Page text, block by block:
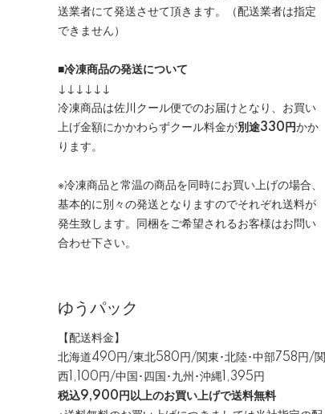
送業者にて発送させて頂きます。（配送業者は指定
できません）
■冷凍商品の発送について
↓↓↓↓↓↓
冷凍商品は佐川クール便でのお届けとなり、お買い
上げ金額にかかわらずクール料金が別途330円かか
ります。
※冷凍商品と常温の商品を同時にお買い上げの場合、
基本的に別々の発送となりますのでそれぞれ送料が
発生致します。同梱をご希望されるお客様はお問い
合わせ下さい。
ゆうパック
【配送料金】
北海道490円/東北580円/関東･北陸･中部758円/関
西1,100円/中国･四国･九州･沖縄1,395円
税込9,900円以上のお買い上げで送料無料